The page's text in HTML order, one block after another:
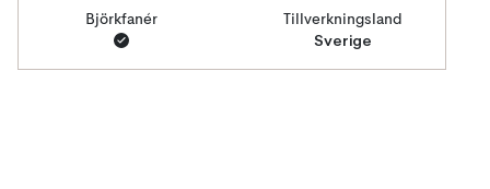
Björkfanér Tillverkningsland
Sverige